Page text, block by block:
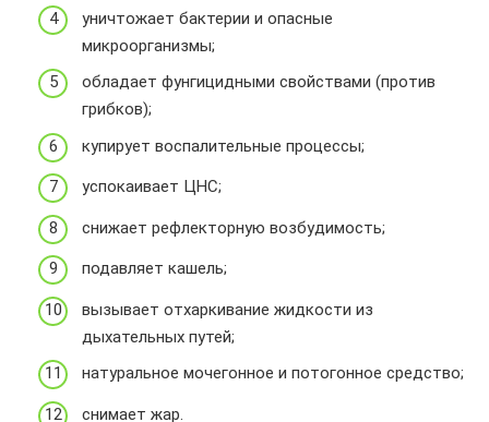
уничтожает бактерии и опасные
микроорганизмы;
обладает фунгицидными свойствами (против
грибков);
купирует воспалительные процессы;
успокаивает ЦНС;
снижает рефлекторную возбудимость;
подавляет кашель;
вызывает отхаркивание жидкости из
дыхательных путей;
натуральное мочегонное и потогонное средство;
снимает жар.